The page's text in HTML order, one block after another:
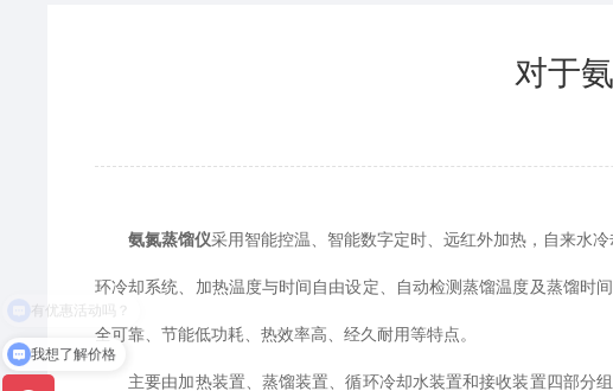
对于
氨氮蒸馏仪采用智能控温、智能数字定时、远红外加热，自来水
环冷却系统、加热温度与时间自由设定、自动检测蒸馏温度及蒸馏时
全可靠、节能低功耗、热效率高、经久耐用等特点。
主要由加热装置、蒸馏装置、循环冷却水装置和接收装置四部分组
我想了解价格